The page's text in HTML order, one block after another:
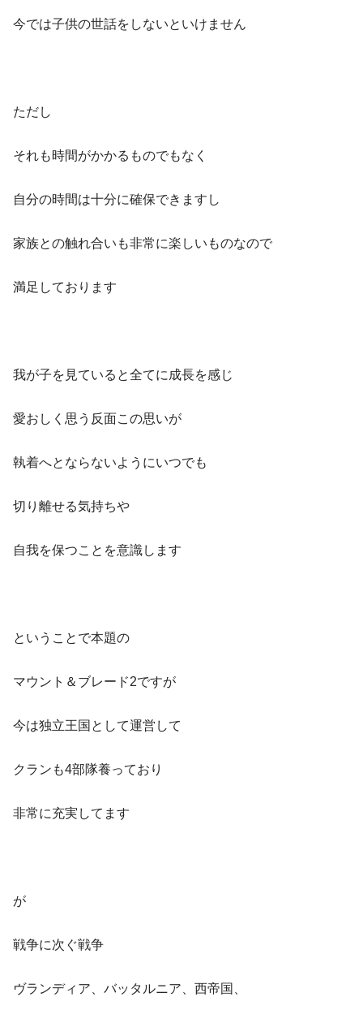
今では子供の世話をしないといけません
ただし
それも時間がかかるものでもなく
自分の時間は十分に確保できますし
家族との触れ合いも非常に楽しいものなので
満足しております
我が子を見ていると全てに成長を感じ
愛おしく思う反面この思いが
執着へとならないようにいつでも
切り離せる気持ちや
自我を保つことを意識します
ということで本題の
マウント＆ブレード2ですが
今は独立王国として運営して
クランも4部隊養っており
非常に充実してます
が
戦争に次ぐ戦争
ヴランディア、バッタルニア、西帝国、